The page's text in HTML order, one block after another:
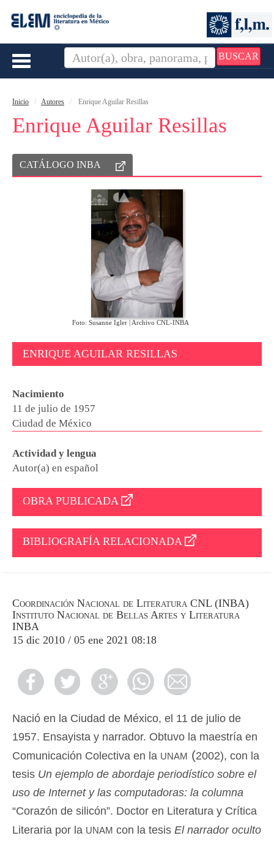
BUSCAR
Toggle
Inicio Autores Enrique Aguilar Resillas
Enrique Aguilar Resillas
CATÁLOGO INBA
Foto: Susanne Igler | Archivo CNL-INBA
ENRIQUE AGUILAR RESILLAS
Nacimiento
11 de julio de 1957
Ciudad de México
Actividad y lengua
Autor(a) en español
OBRA PUBLICADA
BIBLIOGRAFÍA RELACIONADA
Coordinación Nacional de Literatura CNL (INBA)
Instituto Nacional de Bellas Artes y Literatura
INBA
15 dic 2010 / 05 ene 2021 08:18
Nació en la Ciudad de México, el 11 de julio de
1957. Ensayista y narrador. Obtuvo la maestría en
Comunicación Colectiva en la unam (2002), con la
tesis Un ejemplo de abordaje periodístico sobre el
uso de Internet y las computadoras: la columna
“Corazón de silicón”. Doctor en Literatura y Crítica
Literaria por la unam con la tesis El narrador oculto